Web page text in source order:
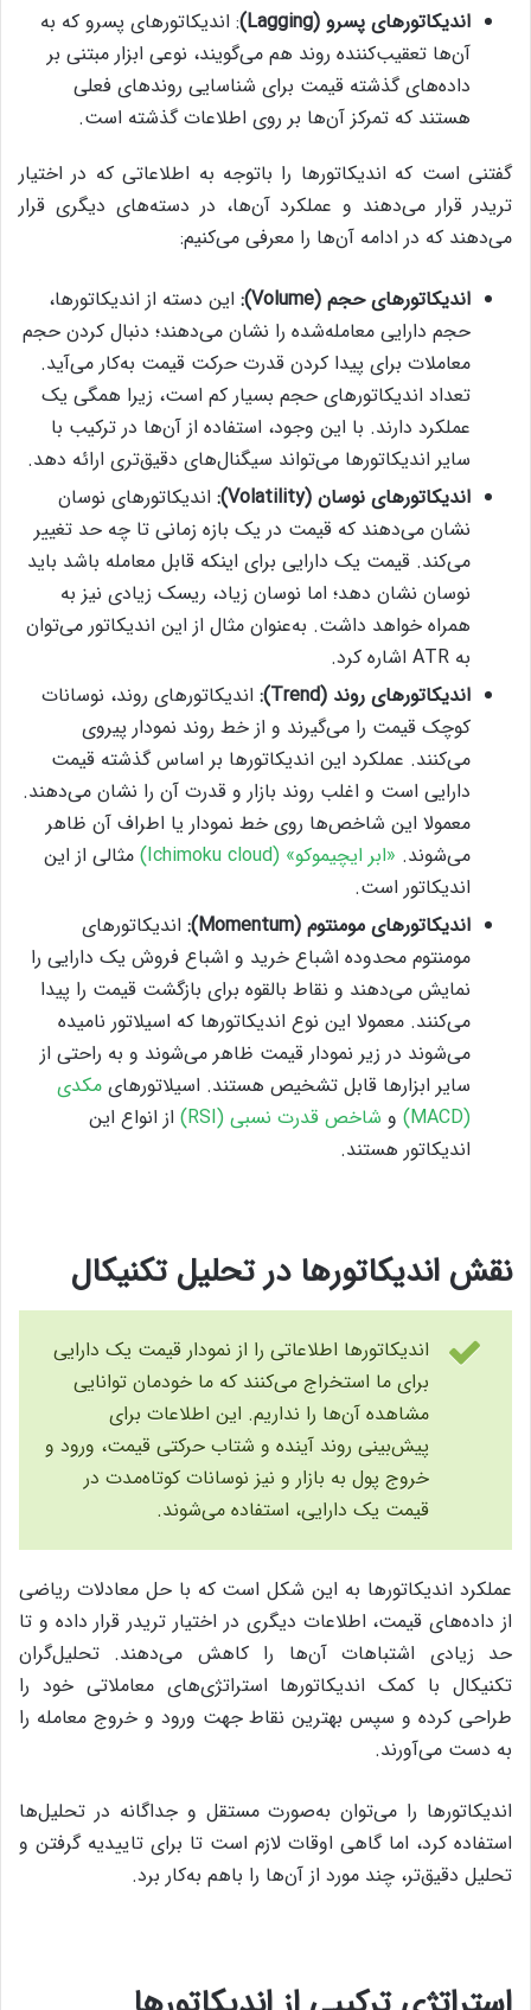
اندیکاتورهای پسرو (Lagging)
: اندیکاتورهای پسرو که به
آن‌ها تعقیب‌کننده روند هم می‌گویند، نوعی ابزار مبتنی بر
داده‌های گذشته قیمت برای شناسایی روندهای فعلی
هستند که تمرکز آن‌ها بر روی اطلاعات گذشته است.
گفتنی است که اندیکاتورها را باتوجه به اطلاعاتی که در اختیار
تریدر قرار می‌دهند و عملکرد آن‌ها، در دسته‌های دیگری قرار
می‌دهند که در ادامه آن‌ها را معرفی می‌کنیم:
اندیکاتورهای حجم (Volume
): این دسته از اندیکاتورها،
حجم دارایی معامله‌شده را نشان می‌دهند؛ دنبال کردن حجم
معاملات برای پیدا کردن قدرت حرکت قیمت به‌کار می‌آید.
تعداد اندیکاتورهای حجم بسیار کم است،‌ زیرا همگی یک
عملکرد دارند. با این وجود، استفاده از آن‌ها در ترکیب با
سایر اندیکاتورها می‌تواند سیگنال‌های دقیق‌تری ارائه دهد.
اندیکاتورهای نوسان (Volatility
): اندیکاتورهای نوسان
نشان می‌دهند که قیمت در یک بازه زمانی تا چه حد تغییر
می‌کند. قیمت یک دارایی برای اینکه قابل معامله باشد باید
نوسان نشان دهد؛ اما نوسان زیاد،‌ ریسک زیادی نیز به
همراه خواهد داشت. به‌عنوان مثال از این اندیکاتور می‌توان
به ATR اشاره کرد.
اندیکاتورهای روند (Trend
): اندیکاتورهای روند، نوسانات
کوچک قیمت را می‌گیرند و از خط روند نمودار پیروی
می‌کنند. عملکرد این اندیکاتورها بر اساس گذشته قیمت
دارایی است و اغلب روند بازار و قدرت آن را نشان می‌دهند.
معمولا این شاخص‌ها روی خط نمودار یا اطراف آن ظاهر
می‌شوند. «ابر ایچیموکو» (Ichimoku cloud)
مثالی از این
اندیکاتور است.
اندیکاتورهای مومنتوم (Momentum
): اندیکاتورهای
مومنتوم محدوده اشباع خرید و اشباع فروش یک دارایی را
نمایش می‌دهند و نقاط بالقوه برای بازگشت قیمت را پیدا
می‌کنند. معمولا این نوع اندیکاتورها که اسیلاتور نامیده
می‌شوند در زیر نمودار قیمت ظاهر می‌شوند و به راحتی از
سایر ابزارها قابل تشخیص هستند. اسیلاتورهای مکدی
(MACD)
و شاخص قدرت نسبی (RSI)
از انواع این
اندیکاتور هستند.
نقش اندیکاتورها در تحلیل تکنیکال
اندیکاتورها اطلاعاتی را از نمودار قیمت یک دارایی
برای ما استخراج می‌کنند که ما خودمان توانایی
مشاهده آن‌ها را نداریم. این اطلاعات برای
پیش‌بینی روند آینده و شتاب حرکتی قیمت، ورود و
خروج پول به بازار و نیز نوسانات کوتاه‌مدت در
قیمت یک دارایی، استفاده می‌شوند.
عملکرد اندیکاتورها به این شکل است که با حل معادلات ریاضی
از داده‌های قیمت، اطلاعات دیگری در اختیار تریدر قرار داده و تا
حد زیادی اشتباهات آن‌ها را کاهش می‌دهند. تحلیل‌گران
تکنیکال با کمک اندیکاتورها استراتژی‌های معاملاتی خود را
طراحی کرده و سپس بهترین نقاط جهت ورود و خروج معامله را
به دست می‌آورند.
اندیکاتورها را می‌توان به‌صورت مستقل و جداگانه در تحلیل‌ها
استفاده کرد،‌ اما گاهی اوقات لازم است تا برای تاییدیه گرفتن و
تحلیل دقیق‌تر، چند مورد از آن‌ها را باهم به‌کار برد.